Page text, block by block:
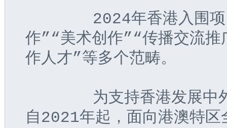
2024年香港入围项目
作”“美术创作”“传播交流
作人才”等多个范畴。
为支持香港发展中外文
自2021年起，面向港澳特